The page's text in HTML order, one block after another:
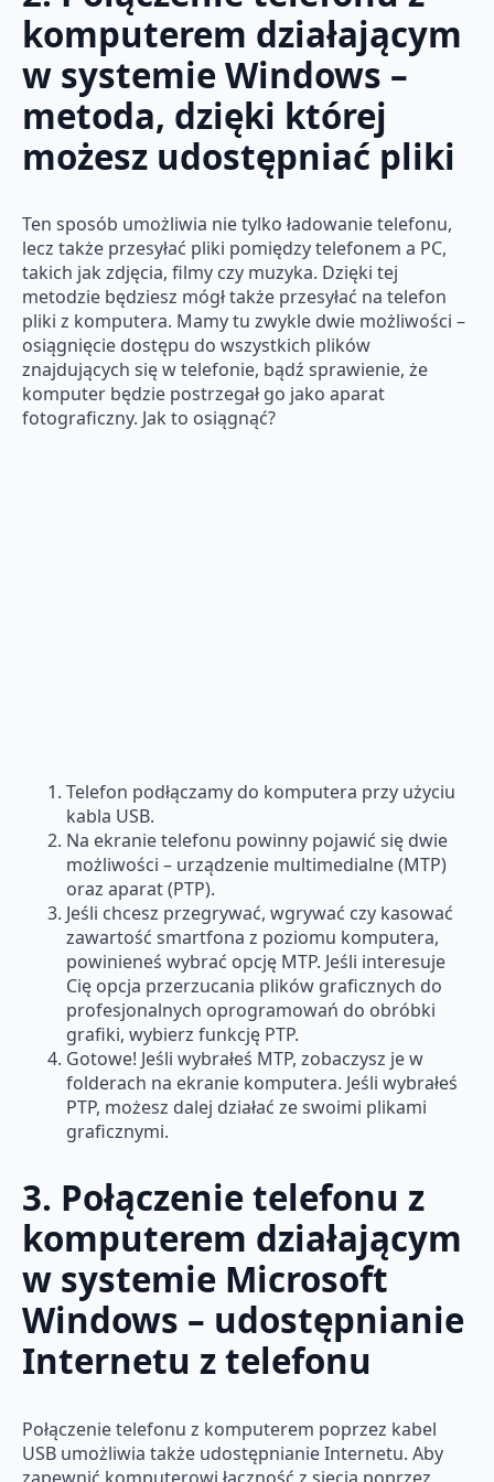
komputerem działającym
w systemie Windows –
metoda, dzięki której
możesz udostępniać pliki
Ten sposób umożliwia nie tylko ładowanie telefonu,
lecz także przesyłać pliki pomiędzy telefonem a PC,
takich jak zdjęcia, filmy czy muzyka. Dzięki tej
metodzie będziesz mógł także przesyłać na telefon
pliki z komputera. Mamy tu zwykle dwie możliwości –
osiągnięcie dostępu do wszystkich plików
znajdujących się w telefonie, bądź sprawienie, że
komputer będzie postrzegał go jako aparat
fotograficzny. Jak to osiągnąć?
Telefon podłączamy do komputera przy użyciu
kabla USB.
Na ekranie telefonu powinny pojawić się dwie
możliwości – urządzenie multimedialne (MTP)
oraz aparat (PTP).
Jeśli chcesz przegrywać, wgrywać czy kasować
zawartość smartfona z poziomu komputera,
powinieneś wybrać opcję MTP. Jeśli interesuje
Cię opcja przerzucania plików graficznych do
profesjonalnych oprogramowań do obróbki
grafiki, wybierz funkcję PTP.
Gotowe! Jeśli wybrałeś MTP, zobaczysz je w
folderach na ekranie komputera. Jeśli wybrałeś
PTP, możesz dalej działać ze swoimi plikami
graficznymi.
3. Połączenie telefonu z
komputerem działającym
w systemie Microsoft
Windows – udostępnianie
Internetu z telefonu
Połączenie telefonu z komputerem poprzez kabel
USB umożliwia także udostępnianie Internetu. Aby